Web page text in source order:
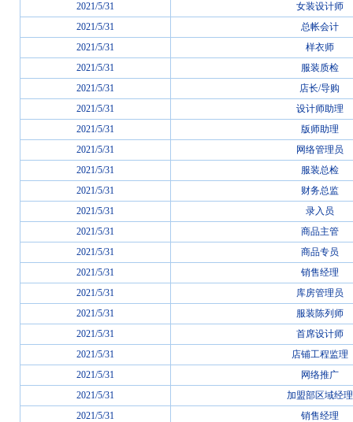
2021/5/31
女装设计师
2021/5/31
总帐会计
2021/5/31
样衣师
2021/5/31
服装质检
2021/5/31
店长/导购
2021/5/31
设计师助理
2021/5/31
版师助理
2021/5/31
网络管理员
2021/5/31
服装总检
2021/5/31
财务总监
2021/5/31
录入员
2021/5/31
商品主管
2021/5/31
商品专员
2021/5/31
销售经理
2021/5/31
库房管理员
2021/5/31
服装陈列师
2021/5/31
首席设计师
2021/5/31
店铺工程监理
2021/5/31
网络推广
2021/5/31
加盟部区域经理
2021/5/31
销售经理